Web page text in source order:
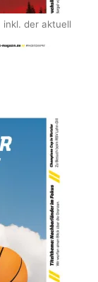
inkl. der aktuell